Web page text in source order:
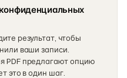
результат, чтобы
ваши записи.
PDF предлагают опцию
это в один шаг.